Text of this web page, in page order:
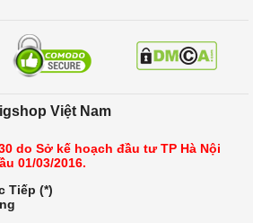
Việt Nam
do Sở kế hoạch đầu tư TP Hà Nội
01/03/2016.
Tiếp (*)